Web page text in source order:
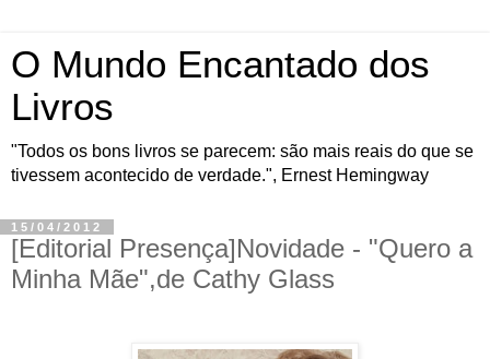
O Mundo Encantado dos
Livros
"Todos os bons livros se parecem: são mais reais do que se
tivessem acontecido de verdade.", Ernest Hemingway
15/04/2012
[Editorial Presença]Novidade - "Quero a
Minha Mãe",de Cathy Glass